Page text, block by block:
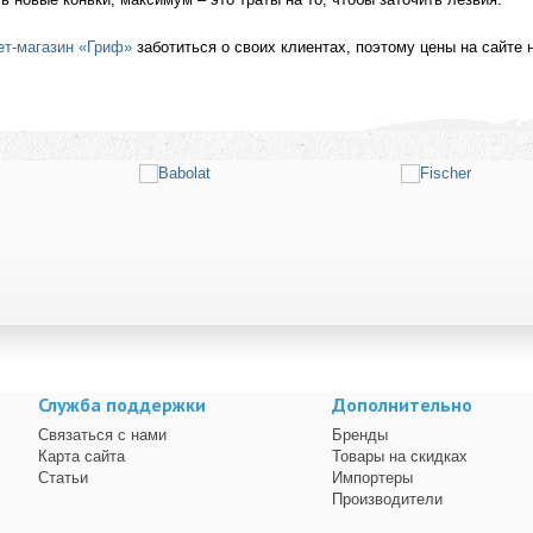
магазин «Гриф» заботиться о своих клиентах, поэтому цены на сайте
Служба поддержки
Связаться с нами
Карта сайта
Статьи
Дополнительно
Бренды
Товары на скидках
Импортеры
Производители